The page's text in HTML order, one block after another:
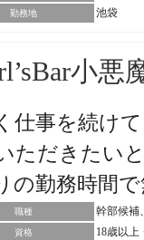
勤務地 池袋
小悪
仕事を続け
ただきたい
の勤務時間
職種 幹部候補
資格 18歳以